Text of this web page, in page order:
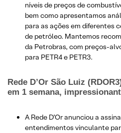
níveis de preços de
bem como apresentamos
para as ações em diferentes
de petróleo. Mantemos
da Petrobras, com preços-
para PETR4 e PETR3.
Rede D’Or São Luiz
em 1 semana,
A Rede D’Or anunciou a
entendimentos vinculante